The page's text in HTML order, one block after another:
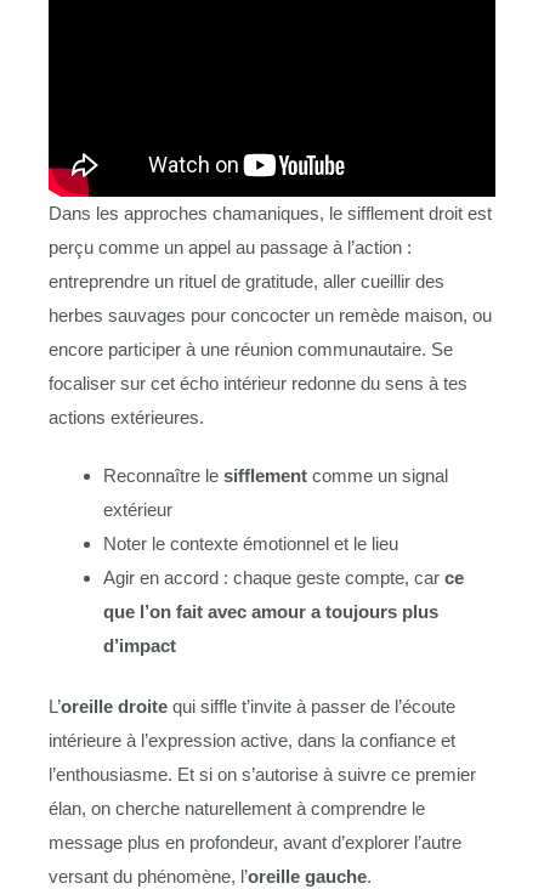
Dans les approches chamaniques, le sifflement droit est
perçu comme un appel au passage à l’action :
entreprendre un rituel de gratitude, aller cueillir des
herbes sauvages pour concocter un remède maison, ou
encore participer à une réunion communautaire. Se
focaliser sur cet écho intérieur redonne du sens à tes
actions extérieures.
Reconnaître le sifflement comme un signal
extérieur
Noter le contexte émotionnel et le lieu
Agir en accord : chaque geste compte, car ce
que l’on fait avec amour a toujours plus
d’impact
L’oreille droite qui siffle t’invite à passer de l’écoute
intérieure à l’expression active, dans la confiance et
l’enthousiasme. Et si on s’autorise à suivre ce premier
élan, on cherche naturellement à comprendre le
message plus en profondeur, avant d’explorer l’autre
versant du phénomène, l’oreille gauche.